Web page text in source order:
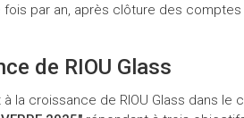
fois par an, après clôture des
de RIOU Glass
la croissance de RIOU Glass dans le